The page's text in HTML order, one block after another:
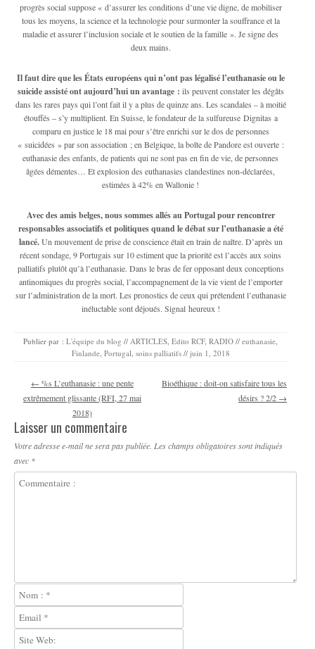
progrès social suppose « d’assurer les conditions d’une vie digne, de mobiliser
tous les moyens, la science et la technologie pour surmonter la souffrance et la
maladie et assurer l’inclusion sociale et le soutien de la famille ». Je signe des
deux mains.
Il faut dire que les États européens qui n’ont pas légalisé l’euthanasie ou le
suicide assisté ont aujourd’hui un avantage : ils peuvent constater les dégâts
dans les rares pays qui l’ont fait il y a plus de quinze ans. Les scandales – à moitié
étouffés – s’y multiplient. En Suisse, le fondateur de la sulfureuse Dignitas a
comparu en justice le 18 mai pour s’être enrichi sur le dos de personnes
« suicidées » par son association ; en Belgique, la boîte de Pandore est ouverte :
euthanasie des enfants, de patients qui ne sont pas en fin de vie, de personnes
âgées démentes… Et explosion des euthanasies clandestines non-déclarées,
estimées à 42% en Wallonie !
Avec des amis belges, nous sommes allés au Portugal pour rencontrer
responsables associatifs et politiques quand le débat sur l’euthanasie a été
lancé.Un mouvement de prise de conscience était en train de naître. D’après un
récent sondage, 9 Portugais sur 10 estiment que la priorité est l’accès aux soins
palliatifs plutôt qu’à l’euthanasie. Dans le bras de fer opposant deux conceptions
antinomiques du progrès social, l’accompagnement de la vie vient de l’emporter
sur l’administration de la mort. Les pronostics de ceux qui prétendent l’euthanasie
inéluctable sont déjoués. Signal heureux !
Publier par : L'équipe du blog // ARTICLES Edito RCF, RADIO // euthanasie
Finlande, Portugal soins palliatifs // juin 1, 2018
Navigation des articles
← %s L’euthanasie : une pente
extrêmement glissante (RFI, 27 mai
2018)
Bioéthique : doit-on satisfaire tous les
désirs ? 2/2 →
Laisser un commentaire
Votre adresse e-mail ne sera pas publiée. Les champs obligatoires sont indiqués
avec *